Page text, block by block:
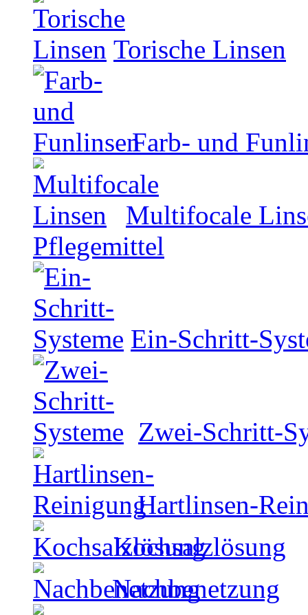
Torische Linsen
Farb- und
Multifocale
Pflegemittel
Ein-Schritt-
Zwei-Schritt-
Hartlinsen-
Kochsalzlösung
Nachbenetzung